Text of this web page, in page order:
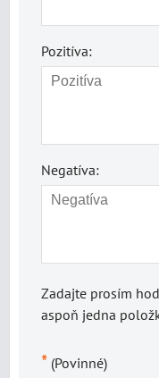
Pozitíva:
Negatíva:
Zadajte prosím
aspoň jedna
* (Povinné)